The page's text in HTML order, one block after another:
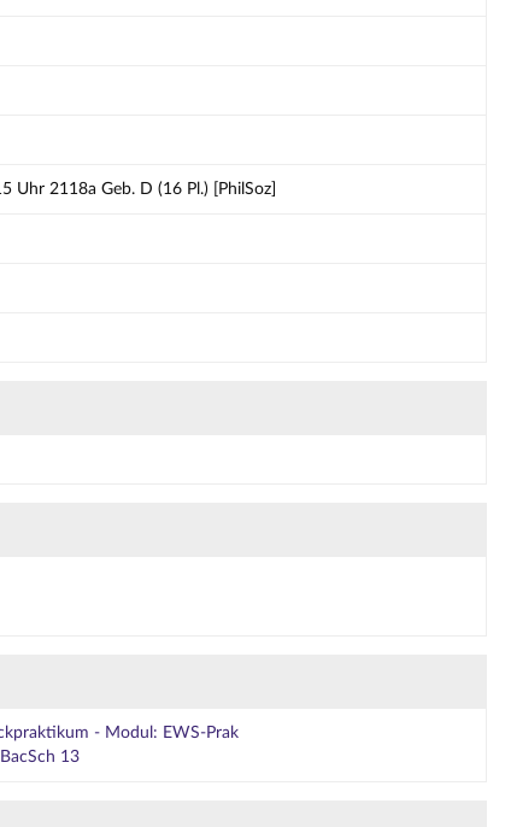
Uhr 2118a Geb. D (16 Pl.) [PhilSoz]
- Modul: EWS-Prak
13